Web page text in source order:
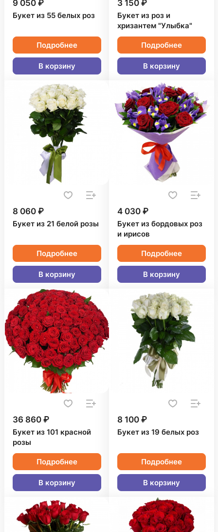
9 050 ₽
Букет из 55 белых роз
Подробнее
В корзину
3 150 ₽
Букет из роз и
хризантем "Улыбка"
Подробнее
В корзину
8 060 ₽
Букет из 21 белой розы
Подробнее
В корзину
4 030 ₽
Букет из бордовых роз
и ирисов
Подробнее
В корзину
36 860 ₽
Букет из 101 красной
розы
Подробнее
В корзину
8 100 ₽
Букет из 19 белых роз
Подробнее
В корзину